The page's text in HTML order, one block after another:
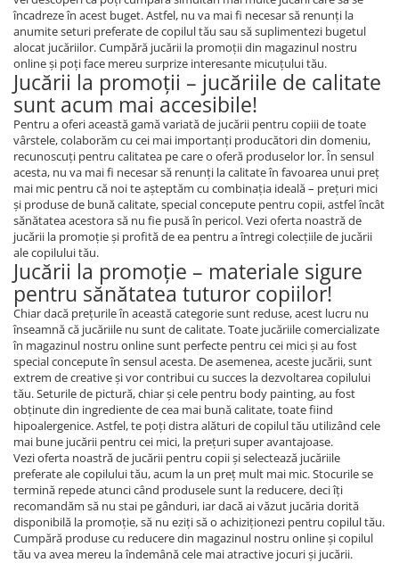
încadreze în acest buget. Astfel, nu va mai fi necesar să renunţi la
anumite seturi preferate de copilul tău sau să suplimentezi bugetul
alocat jucăriilor. Cumpără jucării la promoţii din magazinul nostru
online şi poţi face mereu surprize interesante micuţului tău.
Jucării la promoţii – jucăriile de calitate
sunt acum mai accesibile!
Pentru a oferi această gamă variată de jucării pentru copiii de toate
vârstele, colaborăm cu cei mai importanţi producători din domeniu,
recunoscuţi pentru calitatea pe care o oferă produselor lor. În sensul
acesta, nu va mai fi necesar să renunţi la calitate în favoarea unui preţ
mai mic pentru că noi te aşteptăm cu combinaţia ideală – preţuri mici
şi produse de bună calitate, special concepute pentru copii, astfel încât
sănătatea acestora să nu fie pusă în pericol. Vezi oferta noastră de
jucării la promoţie şi profită de ea pentru a întregi colecţiile de jucării
ale copilului tău.
Jucării la promoţie – materiale sigure
pentru sănătatea tuturor copiilor!
Chiar dacă preţurile în această categorie sunt reduse, acest lucru nu
înseamnă că jucăriile nu sunt de calitate. Toate jucăriile comercializate
în magazinul nostru online sunt perfecte pentru cei mici şi au fost
special concepute în sensul acesta. De asemenea, aceste jucării, sunt
extrem de creative şi vor contribui cu succes la dezvoltarea copilului
tău. Seturile de pictură, chiar şi cele pentru body painting, au fost
obţinute din ingrediente de cea mai bună calitate, toate fiind
hipoalergenice. Astfel, te poţi distra alături de copilul tău utilizând cele
mai bune jucării pentru cei mici, la preţuri super avantajoase.
Vezi oferta noastră de jucării pentru copii şi selectează jucăriile
preferate ale copilului tău, acum la un preţ mult mai mic. Stocurile se
termină repede atunci când produsele sunt la reducere, deci îţi
recomandăm să nu stai pe gânduri, iar dacă ai văzut jucăria dorită
disponibilă la promoţie, să nu eziţi să o achiziţionezi pentru copilul tău.
Cumpără produse cu reducere din magazinul nostru online şi copilul
tău va avea mereu la îndemână cele mai atractive jocuri şi jucării.